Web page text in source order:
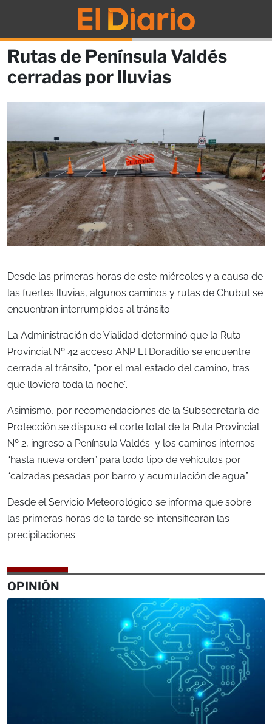
Rutas de Península Valdés
cerradas por lluvias
Desde las primeras horas de este miércoles y a causa de
las fuertes lluvias, algunos caminos y rutas de Chubut se
encuentran interrumpidos al tránsito.
La Administración de Vialidad determinó que la Ruta
Provincial Nº 42 acceso ANP El Doradillo se encuentre
cerrada al tránsito, “por el mal estado del camino, tras
que lloviera toda la noche”.
Asimismo, por recomendaciones de la Subsecretaría de
Protección se dispuso el corte total de la Ruta Provincial
Nº 2, ingreso a Península Valdés y los caminos internos
“hasta nueva orden” para todo tipo de vehículos por
“calzadas pesadas por barro y acumulación de agua”.
Desde el Servicio Meteorológico se informa que sobre
las primeras horas de la tarde se intensificarán las
precipitaciones.
OPINIÓN